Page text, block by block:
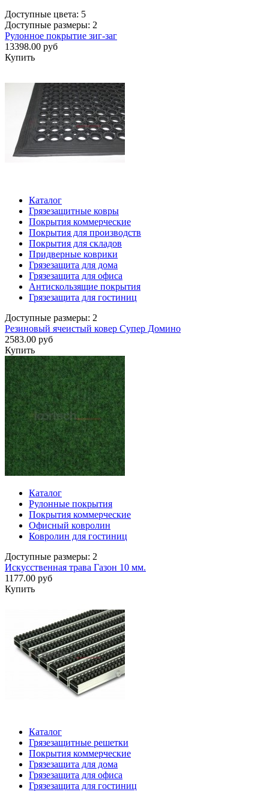
Доступные цвета: 5
Доступные размеры: 2
Рулонное покрытие зиг-заг
13398.00 руб
Купить
Каталог
Грязезащитные ковры
Покрытия коммерческие
Покрытия для производств
Покрытия для складов
Придверные коврики
Грязезащита для дома
Грязезащита для офиса
Антискользящие покрытия
Грязезащита для гостиниц
Доступные размеры: 2
Резиновый ячеистый ковер Супер Домино
2583.00 руб
Купить
Каталог
Рулонные покрытия
Покрытия коммерческие
Офисный ковролин
Ковролин для гостиниц
Доступные размеры: 2
Искусственная трава Газон 10 мм.
1177.00 руб
Купить
Каталог
Грязезащитные решетки
Покрытия коммерческие
Грязезащита для дома
Грязезащита для офиса
Грязезащита для гостиниц